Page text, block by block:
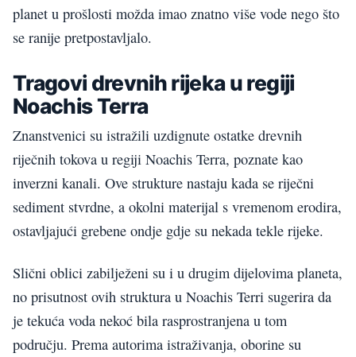
planet u prošlosti možda imao znatno više vode nego što
se ranije pretpostavljalo.
Tragovi drevnih rijeka u regiji
Noachis Terra
Znanstvenici su istražili uzdignute ostatke drevnih
riječnih tokova u regiji Noachis Terra, poznate kao
inverzni kanali. Ove strukture nastaju kada se riječni
sediment stvrdne, a okolni materijal s vremenom erodira,
ostavljajući grebene ondje gdje su nekada tekle rijeke.
Slični oblici zabilježeni su i u drugim dijelovima planeta,
no prisutnost ovih struktura u Noachis Terri sugerira da
je tekuća voda nekoć bila rasprostranjena u tom
području. Prema autorima istraživanja, oborine su